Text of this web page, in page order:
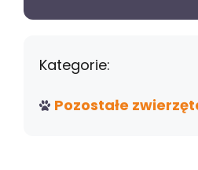
Kategorie:
Pozostałe